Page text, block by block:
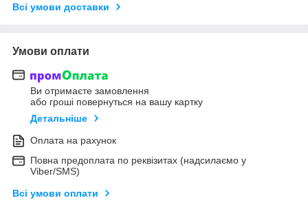
Всі умови доставки
Умови оплати
Ви отримаєте замовлення
або гроші повернуться на вашу картку
Детальніше
Оплата на рахунок
Повна предоплата по реквізитах (надсилаємо у
Viber/SMS)
Всі умови оплати